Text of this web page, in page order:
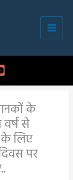
के
वर्ष से
लिए
पर